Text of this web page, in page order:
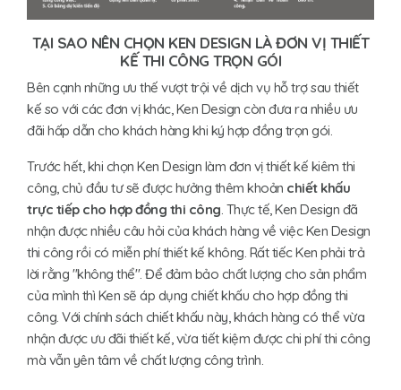
TẠI SAO NÊN CHỌN KEN DESIGN LÀ ĐƠN VỊ THIẾT
KẾ THI CÔNG TRỌN GÓI
Bên cạnh những ưu thế vượt trội về dịch vụ hỗ trợ sau thiết
kế so với các đơn vị khác, Ken Design còn đưa ra nhiều ưu
đãi hấp dẫn cho khách hàng khi ký hợp đồng trọn gói.
Trước hết, khi chọn Ken Design làm đơn vị thiết kế kiêm thi
công, chủ đầu tư sẽ được hưởng thêm khoản chiết khấu
trực tiếp cho hợp đồng thi công. Thực tế, Ken Design đã
nhận được nhiều câu hỏi của khách hàng về việc Ken Design
thi công rồi có miễn phí thiết kế không. Rất tiếc Ken phải trả
lời rằng "không thể". Để đảm bảo chất lượng cho sản phẩm
của mình thì Ken sẽ áp dụng chiết khấu cho hợp đồng thi
công. Với chính sách chiết khấu này, khách hàng có thể vừa
nhận được ưu đãi thiết kế, vừa tiết kiệm được chi phí thi công
mà vẫn yên tâm về chất lượng công trình.